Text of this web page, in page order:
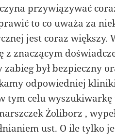
przywiązywać
to co uważa za
jest coraz większy.
z znaczącym
był bezpieczny
odpowiedniej
tym celu
Żoliborz ,
ust. O ile tylko